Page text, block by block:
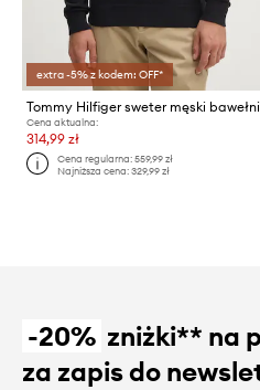
extra -5% z kodem: OFF*
Cena aktualna:
314,99 zł
Cena regularna:559,99 zł
Najniższa cena:329,99 zł
-20% zniżki** na
za zapis do